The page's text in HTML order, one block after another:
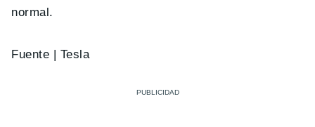
normal.
Fuente | Tesla